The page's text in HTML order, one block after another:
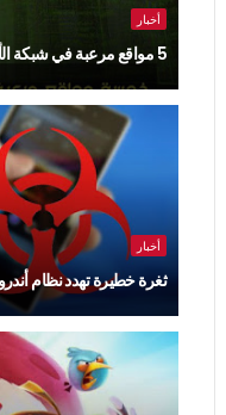
أخبار
5 مواقع مرعبة في شبكة الأنترنت قد تكون لم تسمع بها من قبل.
أخبار
ثغرة خطيرة تهدد نظام